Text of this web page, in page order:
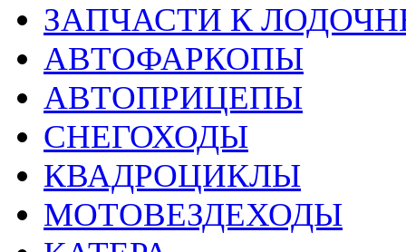
ЗАПЧАСТИ К
АВТОФАРКОПЫ
АВТОПРИЦЕПЫ
СНЕГОХОДЫ
КВАДРОЦИКЛЫ
МОТОВЕЗДЕХОДЫ